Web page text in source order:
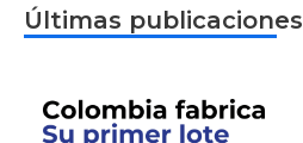
Últimas publicaciones